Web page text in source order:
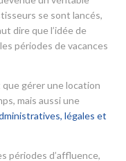
se sont lancés,
dire que l’idée de
périodes de vacances
que gérer une location
mais aussi une
légales et
périodes d’affluence,